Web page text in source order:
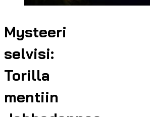
Mysteeri
selvisi:
Torilla
mentiin